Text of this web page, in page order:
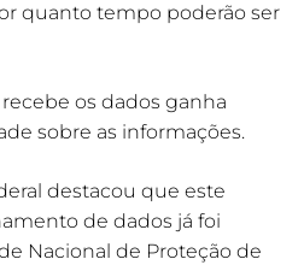
quanto tempo poderão ser
os dados ganha
sobre as informações.
destacou que este
de dados já foi
Nacional de Proteção de